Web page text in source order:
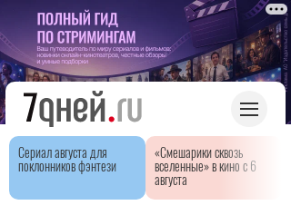
Сериал августа для
поклонников фэнтези
«Смешарики сквозь
вселенные» в кино с 6
августа